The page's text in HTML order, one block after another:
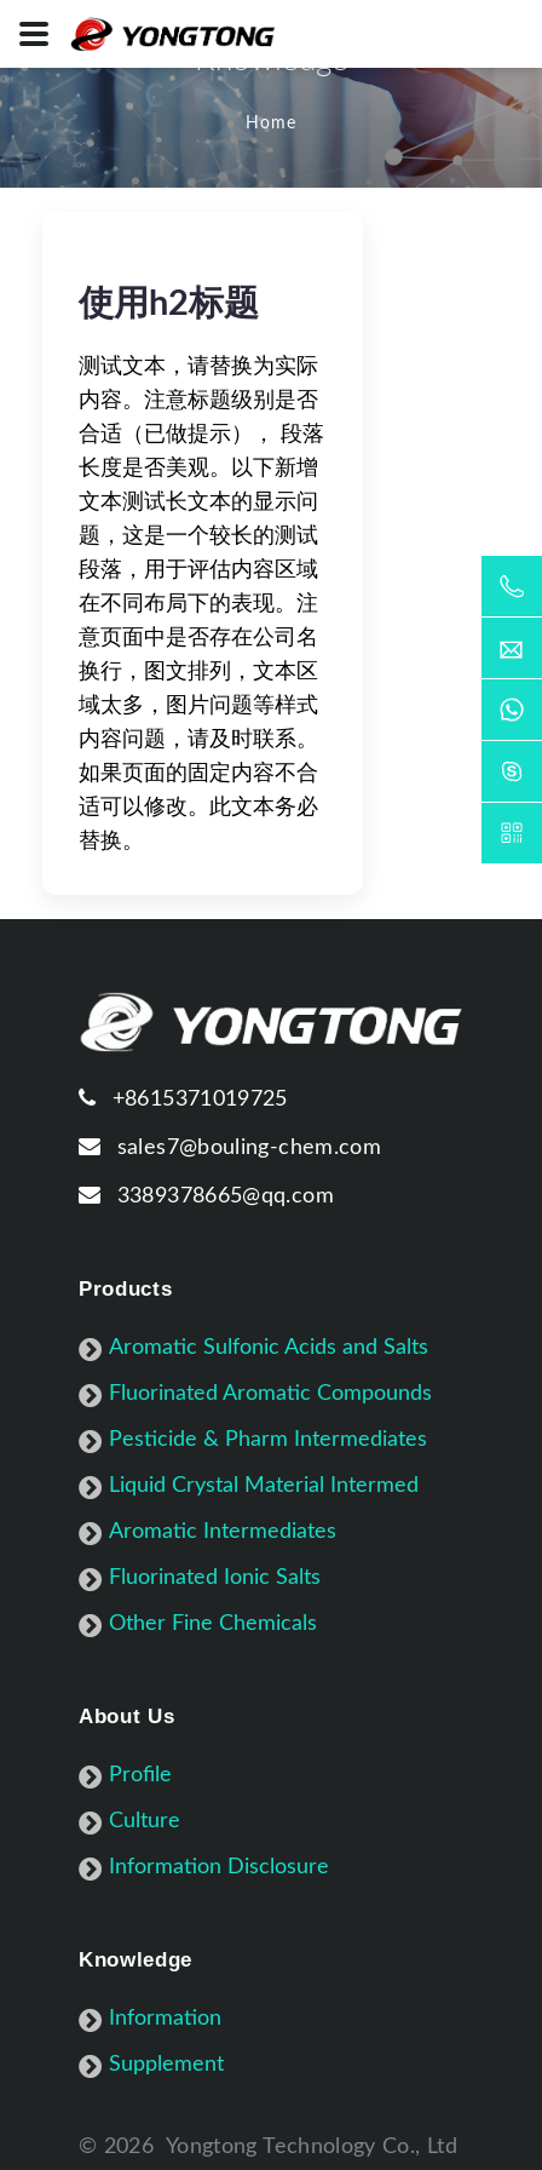
Knowledge
Home
使用h2标题
测试文本，请替换为实际
内容。注意标题级别是否
合适（已做提示）， 段落
长度是否美观。以下新增
文本测试长文本的显示问
题，这是一个较长的测试
段落，用于评估内容区域
在不同布局下的表现。注
意页面中是否存在公司名
换行，图文排列，文本区
域太多，图片问题等样式
内容问题，请及时联系。
如果页面的固定内容不合
适可以修改。此文本务必
替换。
+8615371019725
sales7@bouling-chem.com
3389378665@qq.com
Products
Aromatic Sulfonic Acids and Salts
Fluorinated Aromatic Compounds
Pesticide & Pharm Intermediates
Liquid Crystal Material Intermed
Aromatic Intermediates
Fluorinated Ionic Salts
Other Fine Chemicals
About Us
Profile
Culture
Information Disclosure
Knowledge
Information
Supplement
© 2026 Yongtong Technology Co., Ltd